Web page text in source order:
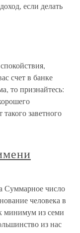
если делать
счет в банке
то признайтесь:
заветного
Суммарное число
человека в
минимум из семи
из нас